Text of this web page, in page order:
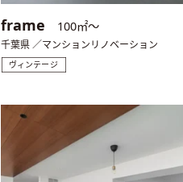
frame 100㎡〜
千葉県 ／マンションリノベーション
ヴィンテージ